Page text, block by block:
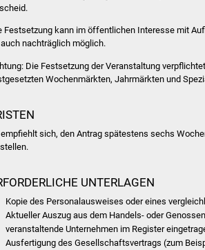
Festsetzung kann im öffentlichen Interesse mit
nachträglich möglich.
Die Festsetzung der Veranstaltung
Wochenmärkten, Jahrmärkten und
sich, den Antrag spätestens sechs
UNTERLAGEN
Kopie des Personalausweises oder eines
Aktueller Auszug aus dem Handels- oder
veranstaltende Unternehmen im Register
Ausfertigung des Gesellschaftsvertrags (zum